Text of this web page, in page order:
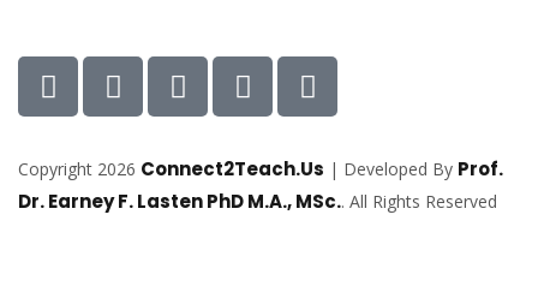
Copyright 2026 Connect2Teach.Us | Developed By Prof.
Dr. Earney F. Lasten PhD M.A., MSc.. All Rights Reserved